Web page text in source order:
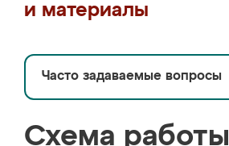
и материалы
Часто задаваемые вопросы
Схема работы